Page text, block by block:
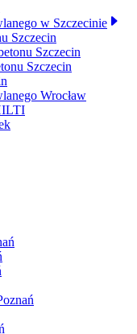
w Szczecinie
Szczecin
Szczecin
Szczecin
Wrocław